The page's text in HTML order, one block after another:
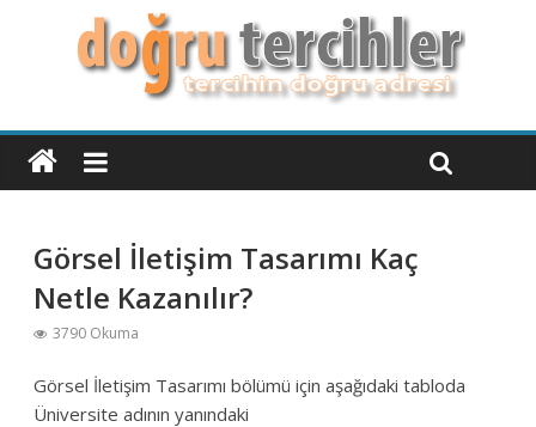
Görsel İletişim Tasarımı Kaç
Netle Kazanılır?
3790 Okuma
Görsel İletişim Tasarımı bölümü için aşağıdaki tabloda
Üniversite adının yanındaki